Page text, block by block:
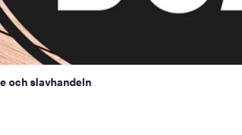
och slavhandeln